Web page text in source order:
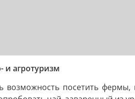
и агротуризм
возможность посетить